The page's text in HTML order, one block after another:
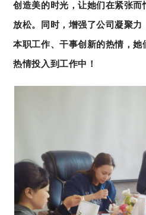
创造美的时光，让她们在紧张而
放松。同时，增强了公司凝聚力
本职工作、干事创新的热情，她
热情投入到工作中！